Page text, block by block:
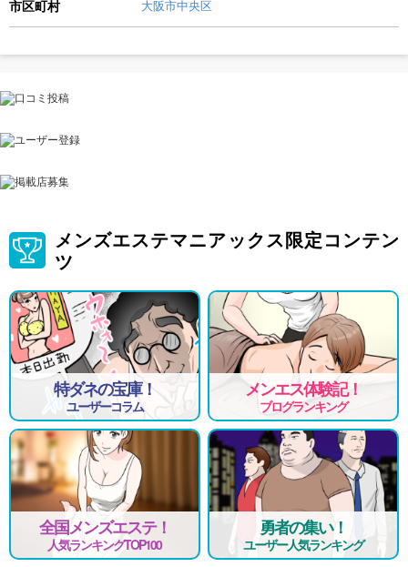
市区町村 大阪市中央区
メンズエステマニアックス限定コンテン
ツ
特ダネの宝庫！
ユーザーコラム
メンエス体験記！
ブログランキング
全国メンズエステ！
人気ランキングTOP100
勇者の集い！
ユーザー人気ランキング